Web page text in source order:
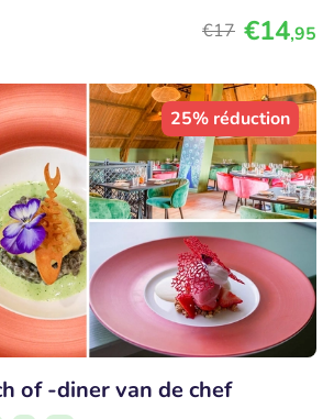
€17 €14,95
25% réduction
of -diner van de chef